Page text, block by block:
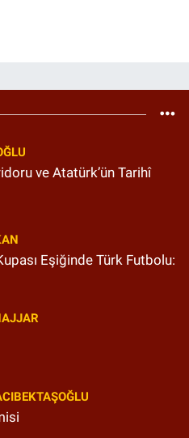
ve Atatürk’ün Tarihî
Eşiğinde Türk Futbolu: